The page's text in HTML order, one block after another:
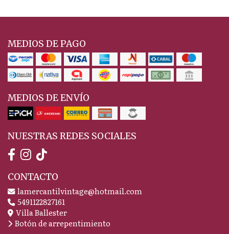
MEDIOS DE PAGO
MEDIOS DE ENVÍO
NUESTRAS REDES SOCIALES
CONTACTO
lamercantilvintage@hotmail.com
5491122827161
Villa Ballester
Botón de arrepentimiento